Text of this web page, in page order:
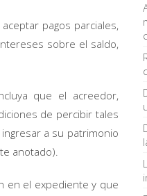
pagos parciales,
sobre el saldo,
que el acreedor,
de percibir tales
a su patrimonio
anotado).
en el expediente y que